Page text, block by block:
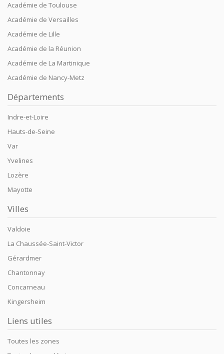
Académie de Toulouse
Académie de Versailles
Académie de Lille
Académie de la Réunion
Académie de La Martinique
Académie de Nancy-Metz
Départements
Indre-et-Loire
Hauts-de-Seine
Var
Yvelines
Lozère
Mayotte
Villes
Valdoie
La Chaussée-Saint-Victor
Gérardmer
Chantonnay
Concarneau
Kingersheim
Liens utiles
Toutes les zones